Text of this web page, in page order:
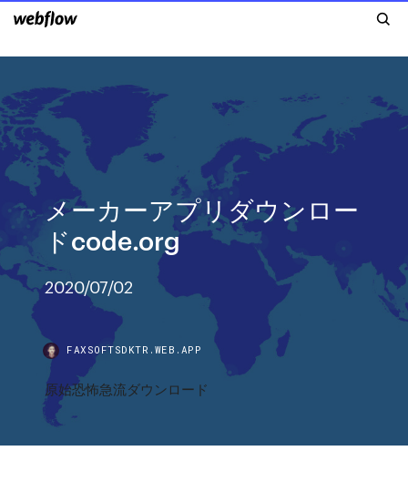
メーカーアプリダウンロー
ドcode.org
2020/07/02
FAXSOFTSDKTR.WEB.APP
原始恐怖急流ダウンロード